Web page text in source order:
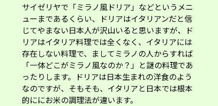
サイゼリヤで「ミラノ風ドリア」などというメニ
ューまであるくらい、ドリアはイタリアンだと信
じてやまない日本人が沢山いると思いますが、ド
リアはイタリア料理では全くなく、イタリアには
存在しない料理で、ましてミラノの人からすれば
「一体どこがミラノ風なのか？」と謎の料理であ
ったりします。ドリアは日本生まれの洋食のよう
なのですが、そもそも、イタリアと日本では根本
的ににお米の調理法が違います。